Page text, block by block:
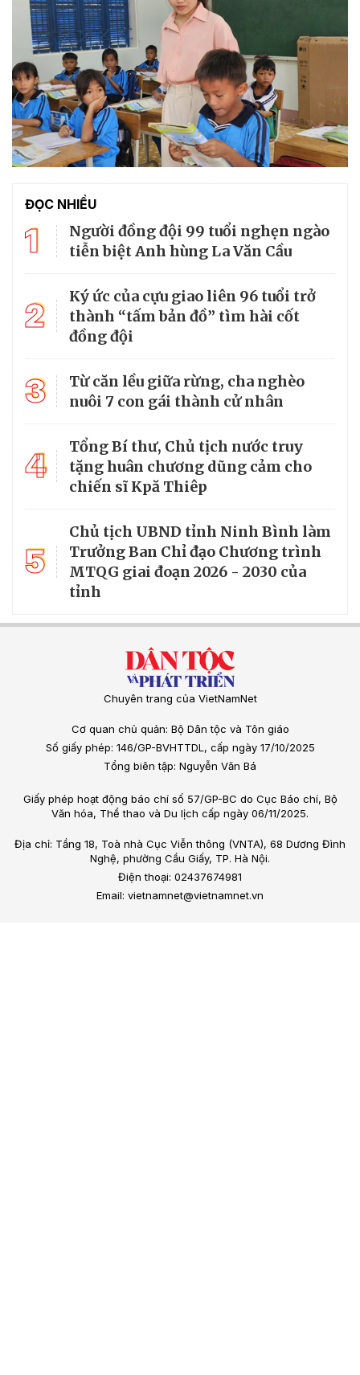
ĐỌC NHIỀU
1
Người đồng đội 99 tuổi nghẹn ngào
tiễn biệt Anh hùng La Văn Cầu
2
Ký ức của cựu giao liên 96 tuổi trở
thành “tấm bản đồ” tìm hài cốt
đồng đội
3
Từ căn lều giữa rừng, cha nghèo
nuôi 7 con gái thành cử nhân
4
Tổng Bí thư, Chủ tịch nước truy
tặng huân chương dũng cảm cho
chiến sĩ Kpă Thiêp
5
Chủ tịch UBND tỉnh Ninh Bình làm
Trưởng Ban Chỉ đạo Chương trình
MTQG giai đoạn 2026 - 2030 của
tỉnh
Chuyên trang của VietNamNet
Cơ quan chủ quản: Bộ Dân tộc và Tôn giáo
Số giấy phép: 146/GP-BVHTTDL, cấp ngày 17/10/2025
Tổng biên tập: Nguyễn Văn Bá
Giấy phép hoạt động báo chí số 57/GP-BC do Cục Báo chí, Bộ
Văn hóa, Thể thao và Du lịch cấp ngày 06/11/2025.
Địa chỉ: Tầng 18, Toà nhà Cục Viễn thông (VNTA), 68 Dương Đình
Nghệ, phường Cầu Giấy, TP. Hà Nội.
Điện thoại: 02437674981
Email: vietnamnet@vietnamnet.vn